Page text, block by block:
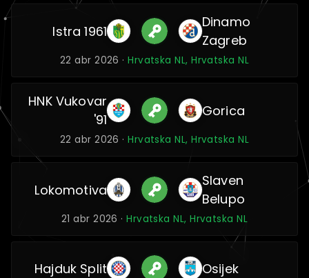
Istra 1961
Dinamo
Zagreb
22 abr 2026 ·Hrvatska NL, Hrvatska NL
HNK Vukovar
'91
Gorica
22 abr 2026 ·Hrvatska NL, Hrvatska NL
Lokomotiva
Slaven
Belupo
21 abr 2026 ·Hrvatska NL, Hrvatska NL
Hajduk Split Osijek